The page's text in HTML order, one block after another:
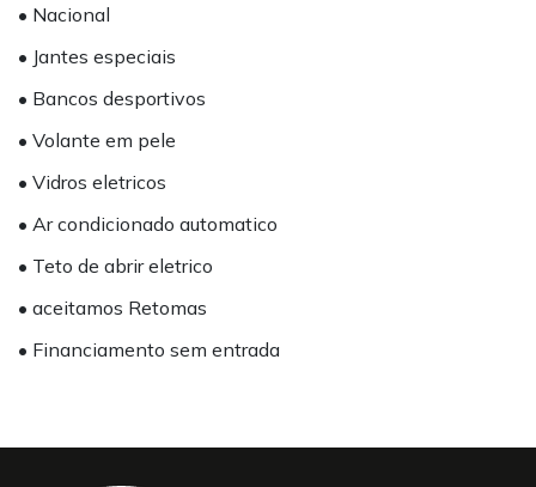
• Nacional
• Jantes especiais
• Bancos desportivos
• Volante em pele
• Vidros eletricos
• Ar condicionado automatico
• Teto de abrir eletrico
• aceitamos Retomas
• Financiamento sem entrada